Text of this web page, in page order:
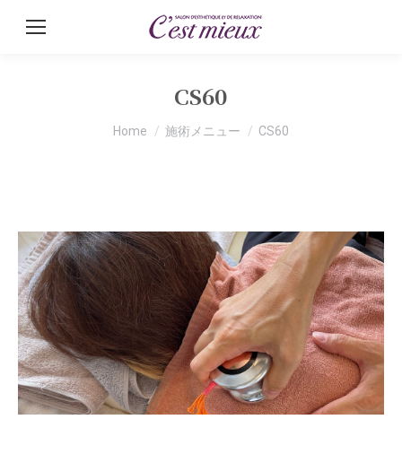
CS60
You are here:
Home 施術メニュー CS60